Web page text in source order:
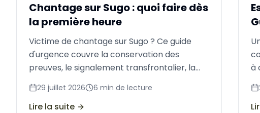
Chantage sur Sugo : quoi faire dès
la première heure
Victime de chantage sur Sugo ? Ce guide
d'urgence couvre la conservation des
preuves, le signalement transfrontalier, la
suppression de contenu et comment
stopper la menace rapidement.
29 juillet 2026 6 min de lecture
Lire la suite
à